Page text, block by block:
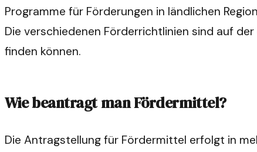
Programme für Förderungen in ländlichen
Die verschiedenen Förderrichtlinien sind auf
finden können.
Wie beantragt man Fördermittel?
Die Antragstellung für Fördermittel erfolgt in